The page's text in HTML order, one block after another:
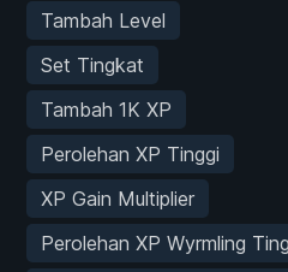
Tambah Level
Set Tingkat
Tambah 1K XP
Perolehan XP Tinggi
XP Gain Multiplier
Perolehan XP Wyrmling